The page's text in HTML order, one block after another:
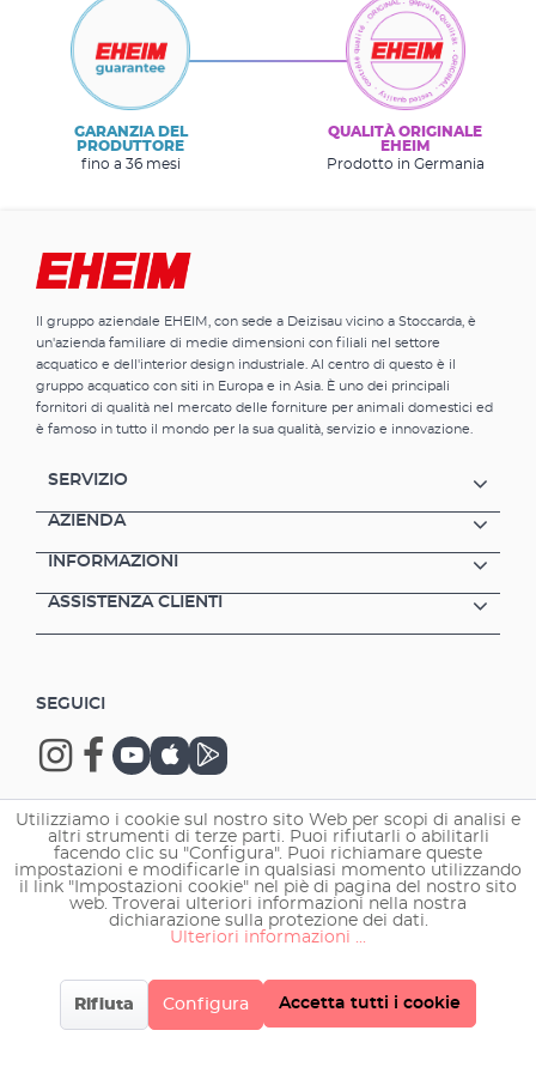
GARANZIA DEL
PRODUTTORE
fino a 36 mesi
QUALITÀ ORIGINALE
EHEIM
Prodotto in Germania
Il gruppo aziendale EHEIM, con sede a Deizisau vicino a Stoccarda, è
un'azienda familiare di medie dimensioni con filiali nel settore
acquatico e dell'interior design industriale. Al centro di questo è il
gruppo acquatico con siti in Europa e in Asia. È uno dei principali
fornitori di qualità nel mercato delle forniture per animali domestici ed
è famoso in tutto il mondo per la sua qualità, servizio e innovazione.
SERVIZIO
AZIENDA
INFORMAZIONI
ASSISTENZA CLIENTI
SEGUICI
Copyright © 2026 EHEIM GmbH & Co. KG.
Utilizziamo i cookie sul nostro sito Web per scopi di analisi e
altri strumenti di terze parti. Puoi rifiutarli o abilitarli
facendo clic su "Configura". Puoi richiamare queste
impostazioni e modificarle in qualsiasi momento utilizzando
il link "Impostazioni cookie" nel piè di pagina del nostro sito
web. Troverai ulteriori informazioni nella nostra
dichiarazione sulla protezione dei dati.
Ulteriori informazioni ...
Rifiuta Configura Accetta tutti i cookie